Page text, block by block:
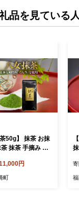
品を見ている
茶50g】 抹茶 お抹
抹茶 手摘み 八
緑茶 粉末 石臼
茶 詰め合わせ
円
町
抹